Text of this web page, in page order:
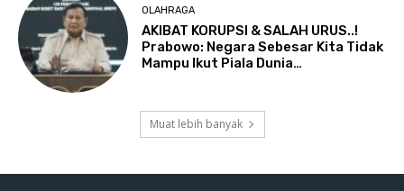
OLAHRAGA
AKIBAT KORUPSI & SALAH URUS..!
Prabowo: Negara Sebesar Kita Tidak
Mampu Ikut Piala Dunia…
Muat lebih banyak